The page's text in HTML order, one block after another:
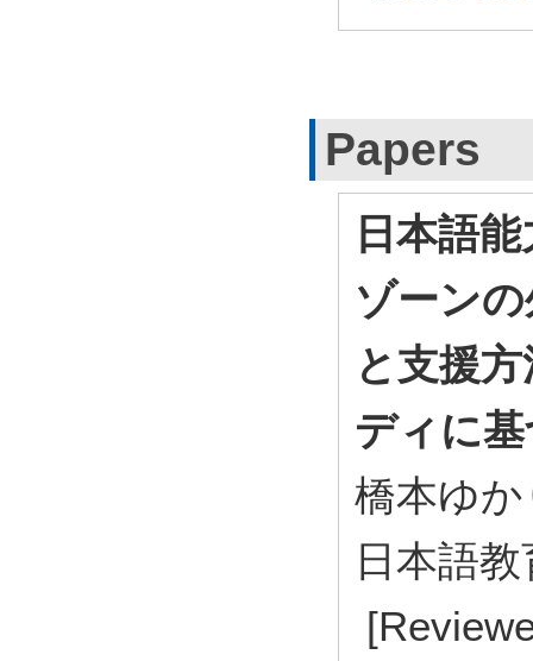
Papers
日本語
ゾーン
と支援
ディに
橋本ゆ
日本語